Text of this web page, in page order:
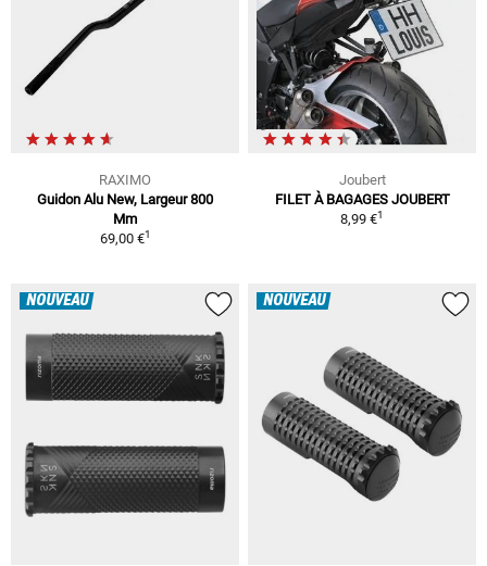
RAXIMO
Guidon Alu New, Largeur 800
Mm
69,00 €1
Joubert
FILET À BAGAGES JOUBERT
8,99 €1
NOUVEAU NOUVEAU